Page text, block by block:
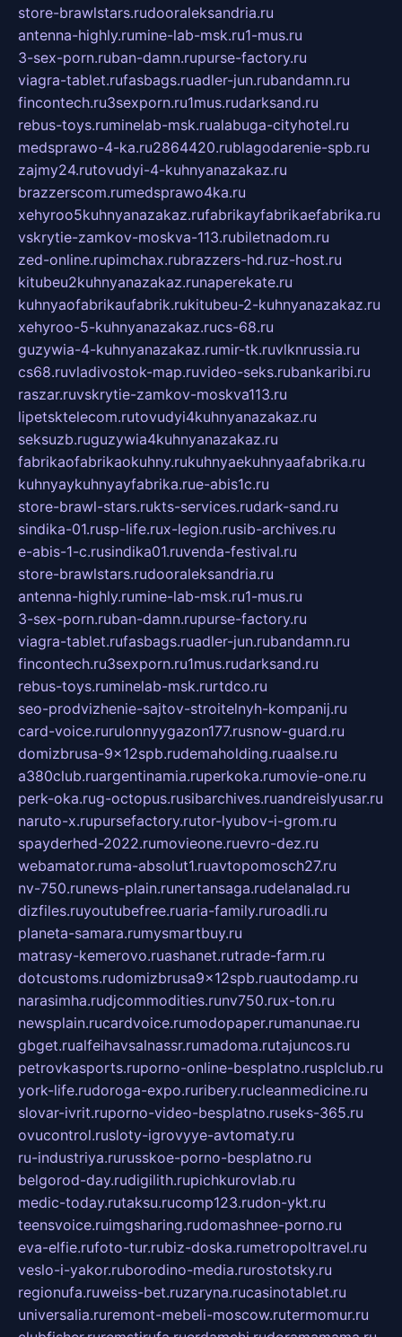
store-brawlstars.rudooraleksandria.ru
antenna-highly.rumine-lab-msk.ru1-mus.ru
3-sex-porn.ruban-damn.rupurse-factory.ru
viagra-tablet.rufasbags.ruadler-jun.rubandamn.ru
fincontech.ru3sexporn.ru1mus.rudarksand.ru
rebus-toys.ruminelab-msk.rualabuga-cityhotel.ru
medsprawo-4-ka.ru2864420.rublagodarenie-spb.ru
zajmy24.rutovudyi-4-kuhnyanazakaz.ru
brazzerscom.rumedsprawo4ka.ru
xehyroo5kuhnyanazakaz.rufabrikayfabrikaefabrika.ru
vskrytie-zamkov-moskva-113.rubiletnadom.ru
zed-online.rupimchax.rubrazzers-hd.ruz-host.ru
kitubeu2kuhnyanazakaz.runaperekate.ru
kuhnyaofabrikaufabrik.rukitubeu-2-kuhnyanazakaz.ru
xehyroo-5-kuhnyanazakaz.rucs-68.ru
guzywia-4-kuhnyanazakaz.rumir-tk.ruvlknrussia.ru
cs68.ruvladivostok-map.ruvideo-seks.rubankaribi.ru
raszar.ruvskrytie-zamkov-moskva113.ru
lipetsktelecom.rutovudyi4kuhnyanazakaz.ru
seksuzb.ruguzywia4kuhnyanazakaz.ru
fabrikaofabrikaokuhny.rukuhnyaekuhnyaafabrika.ru
kuhnyaykuhnyayfabrika.rue-abis1c.ru
store-brawl-stars.rukts-services.rudark-sand.ru
sindika-01.rusp-life.rux-legion.rusib-archives.ru
e-abis-1-c.rusindika01.ruvenda-festival.ru
store-brawlstars.rudooraleksandria.ru
antenna-highly.rumine-lab-msk.ru1-mus.ru
3-sex-porn.ruban-damn.rupurse-factory.ru
viagra-tablet.rufasbags.ruadler-jun.rubandamn.ru
fincontech.ru3sexporn.ru1mus.rudarksand.ru
rebus-toys.ruminelab-msk.rurtdco.ru
seo-prodvizhenie-sajtov-stroitelnyh-kompanij.ru
card-voice.rurulonnyygazon177.rusnow-guard.ru
domizbrusa-9x12spb.rudemaholding.ruaalse.ru
a380club.ruargentinamia.ruperkoka.rumovie-one.ru
perk-oka.rug-octopus.rusibarchives.ruandreislyusar.ru
naruto-x.rupursefactory.rutor-lyubov-i-grom.ru
spayderhed-2022.rumovieone.ruevro-dez.ru
webamator.ruma-absolut1.ruavtopomosch27.ru
nv-750.runews-plain.runertansaga.rudelanalad.ru
dizfiles.ruyoutubefree.ruaria-family.ruroadli.ru
planeta-samara.rumysmartbuy.ru
matrasy-kemerovo.ruashanet.rutrade-farm.ru
dotcustoms.rudomizbrusa9x12spb.ruautodamp.ru
narasimha.rudjcommodities.runv750.rux-ton.ru
newsplain.rucardvoice.rumodopaper.rumanunae.ru
gbget.rualfeihavsalnassr.rumadoma.rutajuncos.ru
petrovkasports.ruporno-online-besplatno.rusplclub.ru
york-life.rudoroga-expo.ruribery.rucleanmedicine.ru
slovar-ivrit.ruporno-video-besplatno.ruseks-365.ru
ovucontrol.rusloty-igrovyye-avtomaty.ru
ru-industriya.rurusskoe-porno-besplatno.ru
belgorod-day.rudigilith.rupichkurovlab.ru
medic-today.rutaksu.rucomp123.rudon-ykt.ru
teensvoice.ruimgsharing.rudomashnee-porno.ru
eva-elfie.rufoto-tur.rubiz-doska.rumetropoltravel.ru
veslo-i-yakor.ruborodino-media.rurostotsky.ru
regionufa.ruweiss-bet.ruzaryna.rucasinotablet.ru
universalia.ruremont-mebeli-moscow.rutermomur.ru